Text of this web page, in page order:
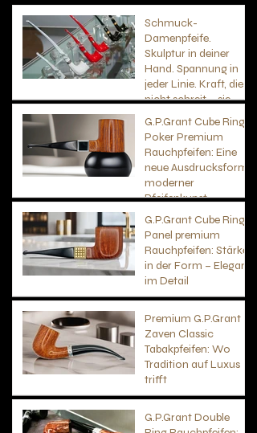
Schmuck-
Damenpfeife.
Skulptur in deiner
Hand. Spannung in
jeder Linie. Kraft, die
nicht schreit – sie
G.P.Grant Cube Ring
Poker Premium
Rauchpfeifen: Eine
neue Ausdrucksform
moderner
Pfeifenkunst
G.P.Grant Cube Ring
Panel premium
Rauchpfeifen: Stärke
in der Form – Eleganz
im Detail
Premium G.P.Grant
Zaven Classic
Tabakpfeifen: Wo
Tradition auf Luxus
trifft
G.P.Grant Double